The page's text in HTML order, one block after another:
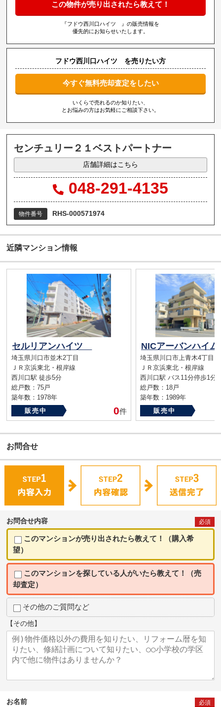
この物件が売り出されたら教えて！
『フドウ西川口ハイツ 』の販売情報を
優先的にお知らせいたします。
フドウ西川口ハイツ を売りたい方
今すぐ無料売却査定をしたい
いくらで売れるのか知りたい、
とお悩みの方はお気軽にご相談下さい。
センチュリー２１ベストパートナー
店舗詳細はこちら
048-291-4135
物件番号 RHS-000571974
近隣マンション情報
セルリアンハイツ
埼玉県川口市並木2丁目
ＪＲ京浜東北・根岸線
西川口駅 徒歩5分
総戸数：75戸
築年数：1978年
販売中
0件
埼玉県川口市上青木4丁目
ＪＲ京浜東北・根岸線
西川口駅 バス11分停歩1分
総戸数：18戸
築年数：1989年
販売中
お問合せ
お問合せ内容 必須
このマンションが売り出されたら教えて！（購入希
望）
このマンションを探している人がいたら教えて！（売
却査定）
その他のご質問など
【その他】
お名前 必須